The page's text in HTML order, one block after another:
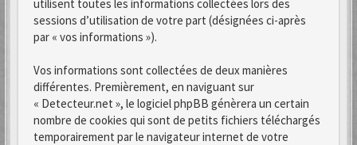
utilisent toutes les informations collectées lors des
sessions d’utilisation de votre part (désignées ci-après
par « vos informations »).
Vos informations sont collectées de deux manières
différentes. Premièrement, en naviguant sur
« Detecteur.net », le logiciel phpBB génèrera un certain
nombre de cookies qui sont de petits fichiers téléchargés
temporairement par le navigateur internet de votre